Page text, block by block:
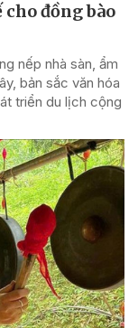
đồng bào
nếp nhà sàn, ẩm
bản sắc văn hóa
triển du lịch cộng